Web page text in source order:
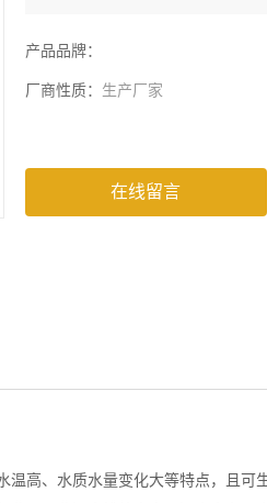
产品品牌：
厂商性质： 生产厂家
在线留言
高、水质水量变化大等特点，且可